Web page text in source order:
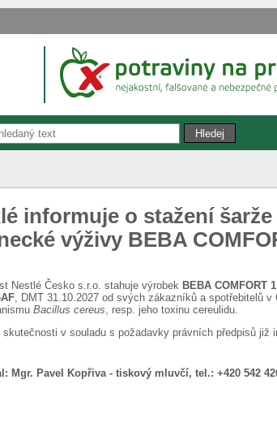
informuje o stažení
výživy BEBA
Nestlé Česko s.r.o. stahuje výrobek BEBA COMFORT
, DMT 31.10.2027 od svých zákazníků a spotřebitelů
Bacillus cereus , resp. jeho toxinu cereulidu.
skutečnosti v souladu s požadavky právních předpisů již
Mgr. Pavel Kopřiva - tiskový mluvčí, tel.: +420 542